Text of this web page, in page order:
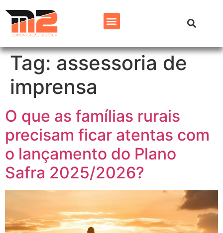
Tag: assessoria de
imprensa
O que as famílias rurais
precisam ficar atentas com
o lançamento do Plano
Safra 2025/2026?